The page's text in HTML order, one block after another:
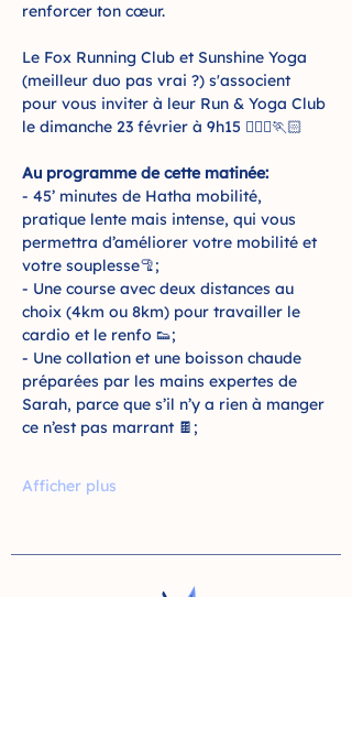
renforcer ton cœur.
Le Fox Running Club et Sunshine Yoga
(meilleur duo pas vrai ?) s'associent
pour vous inviter à leur Run & Yoga Club
le dimanche 23 février à 9h15 🧘🏻‍♀🏃🏻
Au programme de cette matinée:
- 45’ minutes de Hatha mobilité,
pratique lente mais intense, qui vous
permettra d’améliorer votre mobilité et
votre souplesse🦿;
- Une course avec deux distances au
choix (4km ou 8km) pour travailler le
cardio et le renfo 👟;
- Une collation et une boisson chaude
préparées par les mains expertes de
Sarah, parce que s’il n’y a rien à manger
ce n’est pas marrant 🍫;
Afficher plus